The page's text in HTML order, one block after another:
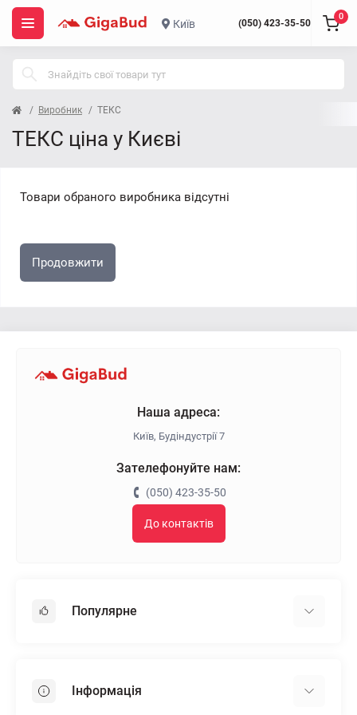
Київ (050) 423-35-50
0
Виробник ТЕКС
ТЕКС ціна у Києві
Товари обраного виробника відсутні
Продовжити
Наша адреса:
Київ, Будіндустрії 7
Зателефонуйте нам:
(050) 423-35-50
До контактів
Популярне
Пінопласт
Інформація